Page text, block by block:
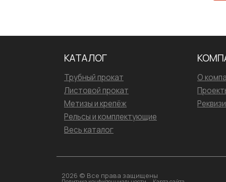
КАТАЛОГ
Трубный прокат
Листовой прокат
Метизы и крепёж
Рельсы и комплектующие
Весь каталог
О
2026 © Все права защищены